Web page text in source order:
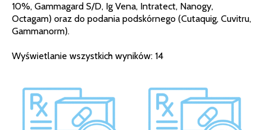
10%, Gammagard S/D, Ig Vena, Intratect, Nanogy,
Octagam) oraz do podania podskórnego (Cutaquig, Cuvitru,
Gammanorm).
Wyświetlanie wszystkich wyników: 14